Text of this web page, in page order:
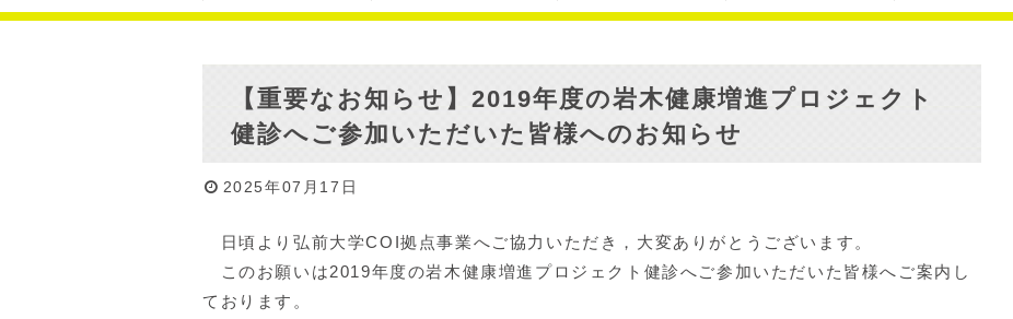
【重要なお知らせ】2019年度の岩木健康増進プロジェクト
健診へご参加いただいた皆様へのお知らせ
2025年07月17日
日頃より弘前大学COI拠点事業へご協力いただき，大変ありがとうございます。
このお願いは2019年度の岩木健康増進プロジェクト健診へご参加いただいた皆様へご案内し
ております。